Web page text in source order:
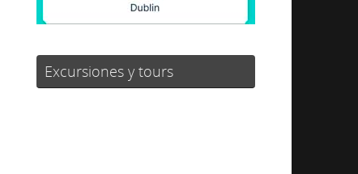
Excursiones y tours